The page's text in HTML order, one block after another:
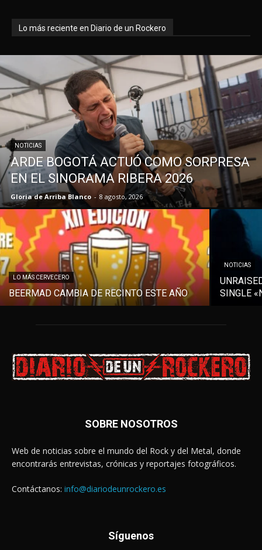
Lo más reciente en Diario de un Rockero
NOTICIAS
ARDE BOGOTÁ ACTUÓ COMO SORPRESA
EN EL SINORAMA RIBERA 2026
Gloria de Arriba Blanco - 8 agosto, 2026
LO MÁS CERVECERO
BEERMAD CAMBIA DE RECINTO ESTE AÑO
NOTICIAS
SINGLE
SOBRE NOSOTROS
Web de noticias sobre el mundo del Rock y del Metal, donde
encontrarás entrevistas, crónicas y reportajes fotográficos.
Contáctanos: info@diariodeunrockero.es
Síguenos